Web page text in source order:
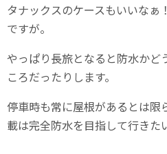
タナックスのケースもいいな
ですが。
やっぱり長旅となると防水かど
ころだったりします。
停車時も常に屋根があるとは限
載は完全防水を目指して行きた